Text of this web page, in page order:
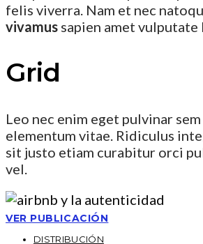
felis viverra. Nam et nec
vivamus sapien amet
Grid
Leo nec enim eget pulvinar
elementum vitae. Ridiculus
sit justo etiam curabitur orci
vel.
VER PUBLICACIÓN
DISTRIBUCIÓN